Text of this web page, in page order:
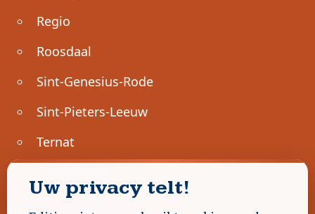
Regio
Roosdaal
Sint-Genesius-Rode
Sint-Pieters-Leeuw
Ternat
Geen advertenties gevonden.
Uw privacy telt!